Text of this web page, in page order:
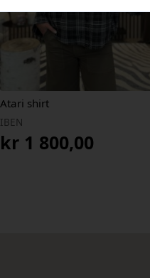
Atari shirt
IBEN
kr1 800,00